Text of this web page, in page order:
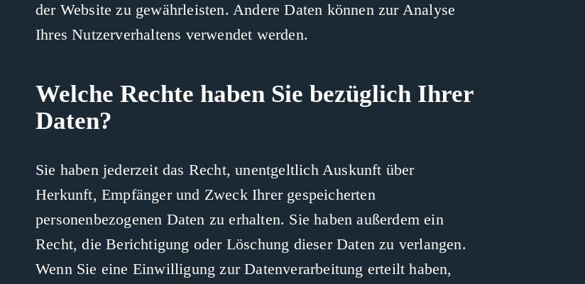
der Website zu gewährleisten. Andere Daten können zur Analyse
Ihres Nutzerverhaltens verwendet werden.
Welche Rechte haben Sie bezüglich Ihrer
Daten?
Sie haben jederzeit das Recht, unentgeltlich Auskunft über
Herkunft, Empfänger und Zweck Ihrer gespeicherten
personenbezogenen Daten zu erhalten. Sie haben außerdem ein
Recht, die Berichtigung oder Löschung dieser Daten zu verlangen.
Wenn Sie eine Einwilligung zur Datenverarbeitung erteilt haben,